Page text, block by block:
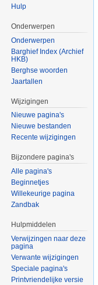
Hulp
Onderwerpen
Onderwerpen
Barghief Index (Archief
HKB)
Berghse woorden
Jaartallen
Wijzigingen
Nieuwe pagina's
Nieuwe bestanden
Recente wijzigingen
Bijzondere pagina's
Alle pagina's
Beginnetjes
Willekeurige pagina
Zandbak
Hulpmiddelen
Verwijzingen naar deze
pagina
Verwante wijzigingen
Speciale pagina's
Printvriendelijke versie